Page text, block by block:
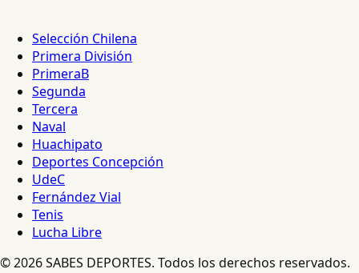
Selección Chilena
Primera División
PrimeraB
Segunda
Tercera
Naval
Huachipato
Deportes Concepción
UdeC
Fernández Vial
Tenis
Lucha Libre
© 2026 SABES DEPORTES. Todos los derechos reservados.